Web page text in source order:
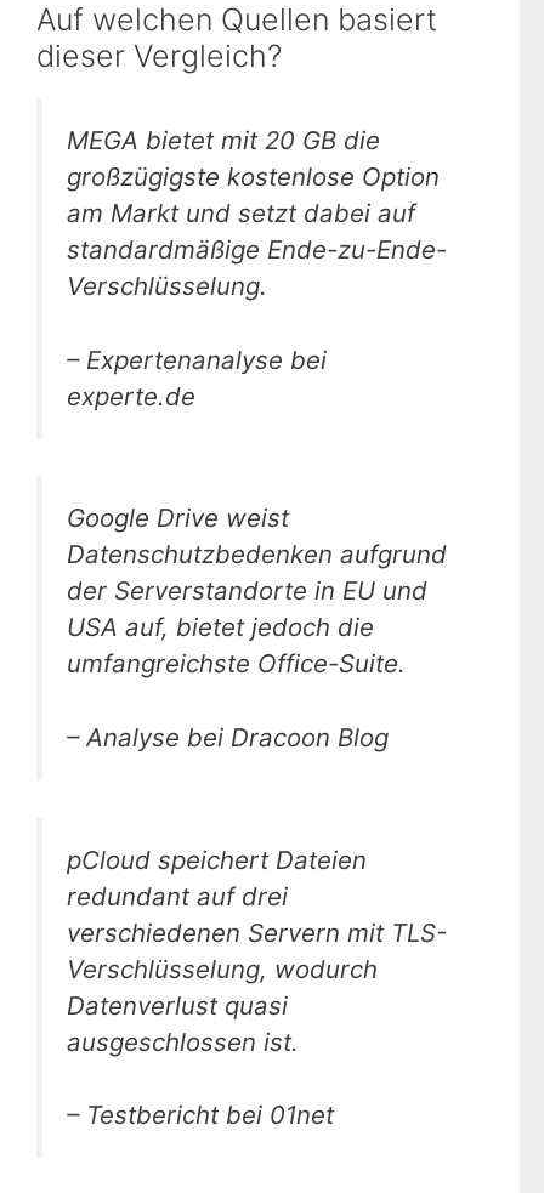
Auf welchen Quellen basiert
dieser Vergleich?
MEGA bietet mit 20 GB die
großzügigste kostenlose Option
am Markt und setzt dabei auf
standardmäßige Ende-zu-Ende-
Verschlüsselung.
– Expertenanalyse bei
experte.de
Google Drive weist
Datenschutzbedenken aufgrund
der Serverstandorte in EU und
USA auf, bietet jedoch die
umfangreichste Office-Suite.
– Analyse bei Dracoon Blog
pCloud speichert Dateien
redundant auf drei
verschiedenen Servern mit TLS-
Verschlüsselung, wodurch
Datenverlust quasi
ausgeschlossen ist.
– Testbericht bei 01net